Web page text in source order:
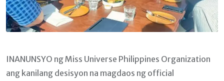
INANUNSYO ng Miss Universe Philippines Organization
ang kanilang desisyon na magdaos ng official